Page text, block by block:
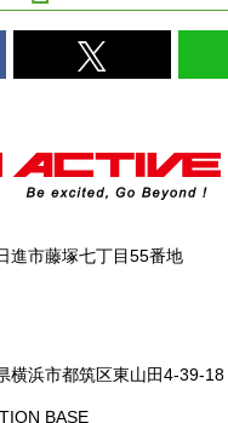
進市藤塚七丁目55番地
横浜市都筑区東山田4-39-18
BASE